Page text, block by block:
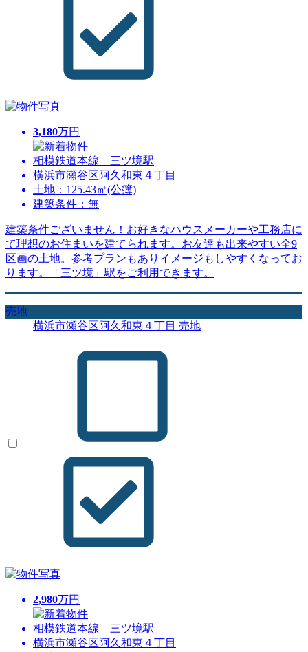
3,180万円
相模鉄道本線 三ツ境駅
横浜市瀬谷区阿久和東４丁目
土地：125.43㎡(公簿)
建築条件：無
建築条件ございません！お好きなハウスメーカーや工務店に
て理想のお住まいを建てられます。お友達も出来やすい全9
区画の土地。参考プランもありイメージもしやすくなってお
ります。「三ツ境」駅をご利用できます。
売地
横浜市瀬谷区阿久和東４丁目 売地
2,980万円
相模鉄道本線 三ツ境駅
横浜市瀬谷区阿久和東４丁目